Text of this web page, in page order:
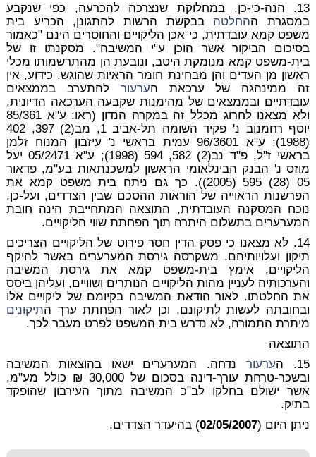
13. הנה-כי-כן, במחלוקת שנצרכה להכרעה, כפי שנקבע
במסגרת ההחלטה בבקשת הרשות להתגונן, הכריע בית
משפט קמא עובדתית, כי אכן הליקויים והחוסרים הינם "כאמור
בסיכום הביקור אשר הוכן ע"י המשיבה". מסקנתו זו של
בית-משפט קמא מנומקת היטב, ונובעת הן מהתרשמותו מכלי
ראשון מן העדים והן מבחינת חומר הראיות שהוגש. כידוע, אין
זה ממינהגה של ערכאת הערעור להתערב בממצאים
עובדתיים ובממצאים של מהימנות שקבעה הערכאה הדיונית,
ולא מצאנו לחרוג מכלל זה במקרה הנדון (ראו: ע"א 85/361
יוסף רחמנוב נ' פקיד השומה תל-אביב 1, מב(2) 397, 402
(1988); ע"א 96/3601 עמית בראשי נ' עיזבון המנוח זלמן
בראשי ז"ל, פ"ד נב(2) 582, 594 (1998); ע"א 05/2471 יעל
מוזס נ' הבנק הבינלאומי הראשון למשכנתאות בע"מ, פדאור
05 (28) 595 (2005)). כך גם ניתח בית משפט קמא את
הפרשנות הראוייה של הוראות ההסכם שבין הצדדים, ועל-כן,
נוכח המסקנה העובדתית, התוצאה המתחייבת הינה חובת
המערערים בתשלום היתרה תוך הפחתת שווי הליקויים.
14. לא מצאנו כי פסק הדין חסר פירוט של הליקויים הצריכים
תיקון ועלויותיהם. משקרסה גירסת המערערים באשר להיקף
הליקויים, אימץ בית-משפט קמא את גירסת המשיבה
והערכותיה לעניין מהות הליקויים הנותרים ושוויים, ועליהן ביסס
את החלטתו. לאור הודאת המשיבה בקיומם של ליקויים אלו
ובחובתה לעשות לתיקונם, וכן לאור הפחתת ערך התיקונים
מיתרת התמורה, לא נדרש בית המשפט לפרט מעבר לכך.
התוצאה
15. ה
ערעורנדחה. המערערים ישאו בהוצאות המשיבה
ובשכר-טרחת עורך-דינה בסכום של 30,000 ₪ כולל מע"מ,
אשר ישולם בחלקו לב"כ המשיבה מתוך העירבון שהופקד
בתיק.
ניתן היום (02/05/2007) בהיעדר הצדדים.